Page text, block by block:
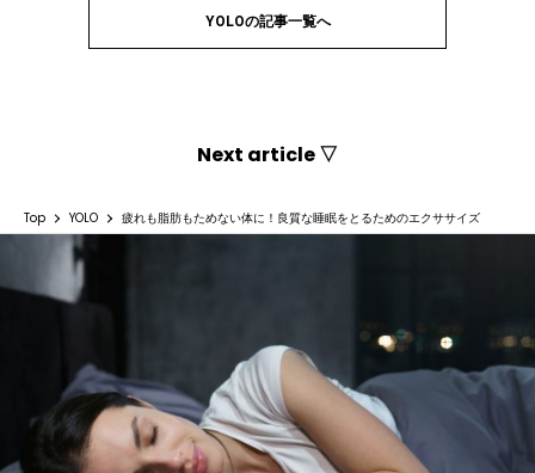
YOLOの記事一覧へ
Next article ▽
Top YOLO 疲れも脂肪もためない体に！良質な睡眠をとるためのエクササイズ